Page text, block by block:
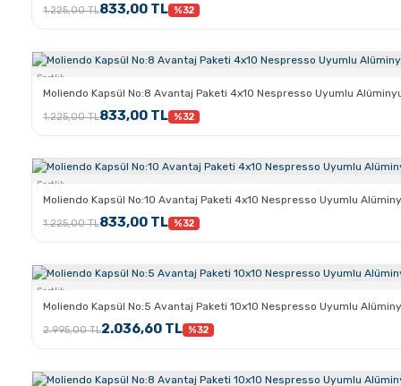
1.225,00 TL833,00 TL %32
Sertlik:
Moliendo Kapsül No:8 Avantaj Paketi 4x10 Nespresso Uyumlu
1.225,00 TL833,00 TL %32
Sertlik:
Moliendo Kapsül No:10 Avantaj Paketi 4x10 Nespresso Uyumlu
1.225,00 TL833,00 TL %32
Sertlik:
Moliendo Kapsül No:5 Avantaj Paketi 10x10 Nespresso Uyumlu
2.995,00 TL2.036,60 TL %32